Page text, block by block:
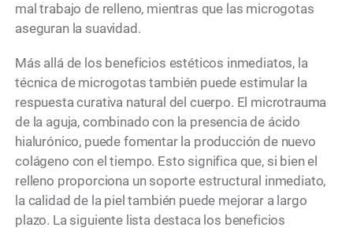
mal trabajo de relleno, mientras que las microgotas
aseguran la suavidad.
Más allá de los beneficios estéticos inmediatos, la
técnica de microgotas también puede estimular la
respuesta curativa natural del cuerpo. El microtrauma
de la aguja, combinado con la presencia de ácido
hialurónico, puede fomentar la producción de nuevo
colágeno con el tiempo. Esto significa que, si bien el
relleno proporciona un soporte estructural inmediato,
la calidad de la piel también puede mejorar a largo
plazo. La siguiente lista destaca los beneficios